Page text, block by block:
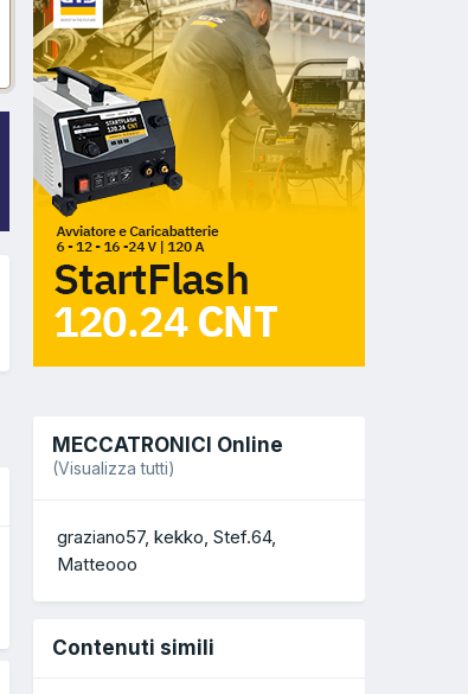
MECCATRONICI Online
(Visualizza tutti)
graziano57 kekko Stef.64
Matteooo
Contenuti simili